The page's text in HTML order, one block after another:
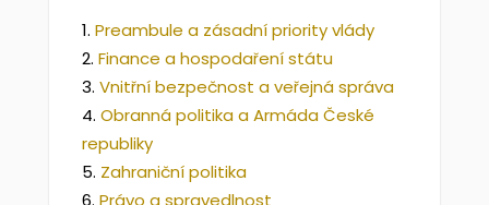
Preambule a zásadní priority vlády
Finance a hospodaření státu
Vnitřní bezpečnost a veřejná správa
Obranná politika a Armáda České
republiky
Zahraniční politika
Právo a spravedlnost